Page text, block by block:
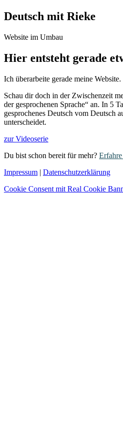
Deutsch mit Rieke
Website im Umbau
Hier entsteht gerade
Ich überarbeite gerade meine Website.
Schau dir doch in der Zwischenzeit
der gesprochenen Sprache“ an. In 5
gesprochenes Deutsch vom Deutsch
unterscheidet.
zur Videoserie
Du bist schon bereit für mehr?
Impressum | Datenschutzerklärung
Cookie Consent mit Real Cookie